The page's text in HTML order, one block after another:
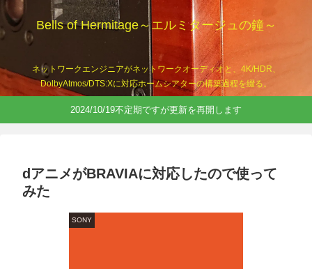
Bells of Hermitage～エルミタージュの鐘～
ネットワークエンジニアがネットワークオーディオと、4K/HDR、
DolbyAtmos/DTS:Xに対応ホームシアターの構築過程を綴る。
2024/10/19不定期ですが更新を再開します
dアニメがBRAVIAに対応したので使って
みた
SONY